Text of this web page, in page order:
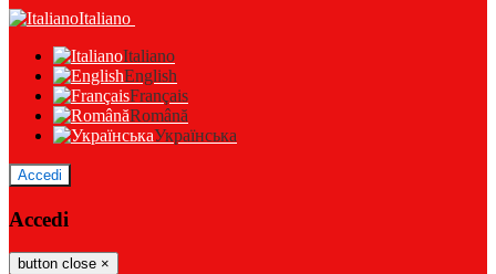
Italiano
Italiano
English
Français
Română
Українська
Accedi
Accedi
button close ×